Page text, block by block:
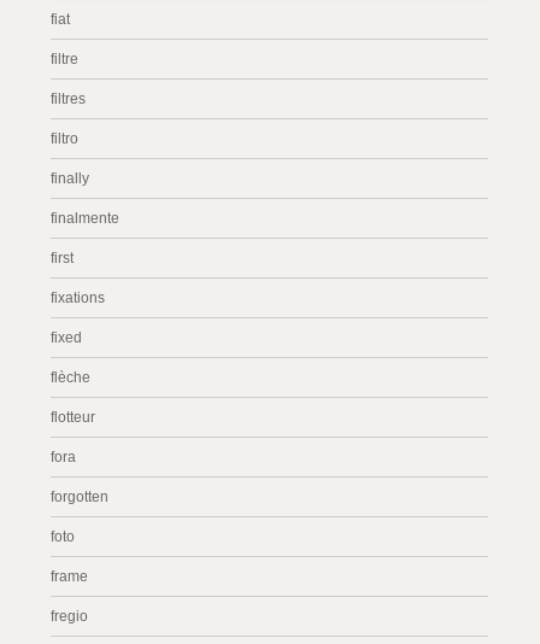
fiat
filtre
filtres
filtro
finally
finalmente
first
fixations
fixed
flèche
flotteur
fora
forgotten
foto
frame
fregio